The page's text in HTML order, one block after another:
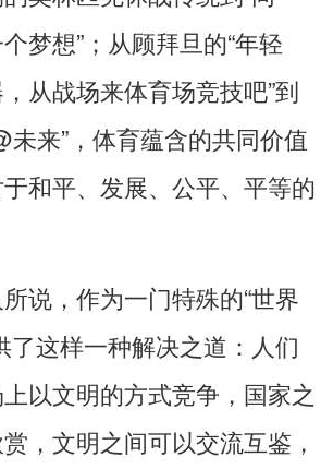
梦想”；从顾拜旦的“年轻
从战场来体育场竞技吧”到
未来”，体育蕴含的共同价值
和平、发展、公平、平等的
，作为一门特殊的“世界
了这样一种解决之道：人们
以文明的方式竞争，国家之
，文明之间可以交流互鉴，